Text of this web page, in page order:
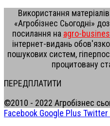
Використання
«Агробізнес Сьогодні»
посилання на agro-
інтернет-видань
пошукових систем,
процитовану
ПЕРЕДПЛАТИТИ
©2010 - 2022 Агробізнес
Facebook Google Plus Twitter